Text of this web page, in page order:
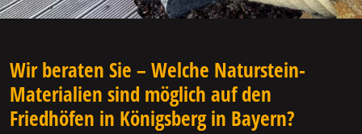
Wir beraten Sie – Welche Naturstein-
Materialien sind möglich auf den
Friedhöfen in Königsberg in Bayern?